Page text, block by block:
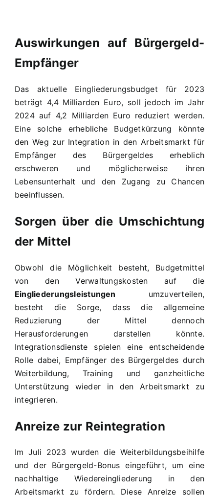
Auswirkungen auf Bürgergeld-
Empfänger
Das aktuelle Eingliederungsbudget für 2023
beträgt 4,4 Milliarden Euro, soll jedoch im Jahr
2024 auf 4,2 Milliarden Euro reduziert werden.
Eine solche erhebliche Budgetkürzung könnte
den Weg zur Integration in den Arbeitsmarkt für
Empfänger des Bürgergeldes erheblich
erschweren und möglicherweise ihren
Lebensunterhalt und den Zugang zu Chancen
beeinflussen.
Sorgen über die Umschichtung
der Mittel
Obwohl die Möglichkeit besteht, Budgetmittel
von den Verwaltungskosten auf die
Eingliederungsleistungen umzuverteilen,
besteht die Sorge, dass die allgemeine
Reduzierung der Mittel dennoch
Herausforderungen darstellen könnte.
Integrationsdienste spielen eine entscheidende
Rolle dabei, Empfänger des Bürgergeldes durch
Weiterbildung, Training und ganzheitliche
Unterstützung wieder in den Arbeitsmarkt zu
integrieren.
Anreize zur Reintegration
Im Juli 2023 wurden die Weiterbildungsbeihilfe
und der Bürgergeld-Bonus eingeführt, um eine
nachhaltige Wiedereingliederung in den
Arbeitsmarkt zu fördern. Diese Anreize sollen